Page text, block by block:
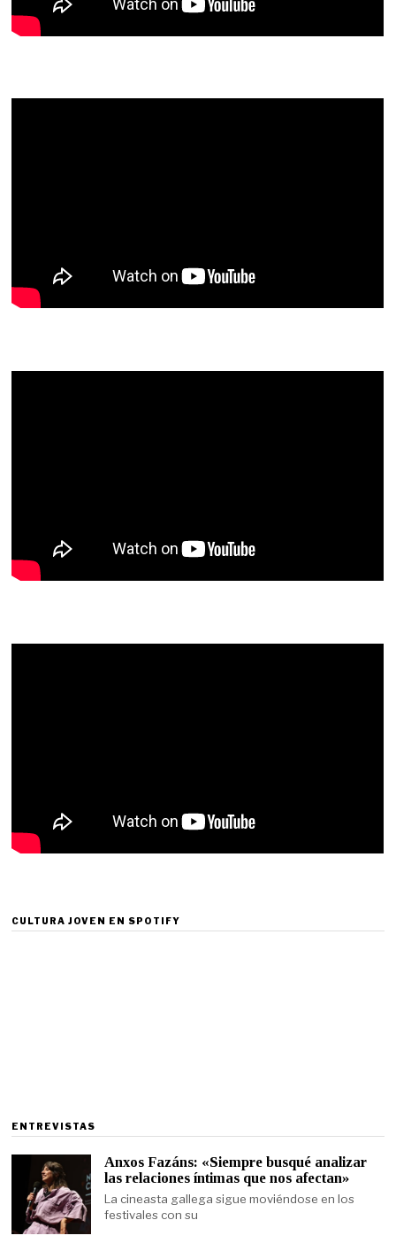
CULTURA JOVEN EN SPOTIFY
ENTREVISTAS
Anxos Fazáns: «Siempre busqué analizar
las relaciones íntimas que nos afectan»
La cineasta gallega sigue moviéndose en los
festivales con su